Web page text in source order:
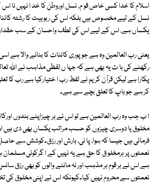
اسلام کا خدا کسی خاص قو م، نسل اوروطن کا خد ا نہیں نا
نسل کے لیے مخصوص ہیں بلکہ اس کی ربوبیت کا رشتہ
یکساں ہے، اس کے لیے اس کی لطف واحسان کے سب حقدار
یعنی رب العالمین وہ ہے جو پوری کائنات کا بنانے والا ہے
رکھنے کی با ت یہ بھی ہے کہ جہا ں لفظی مذاہب نے اللہ
پکارا ہے لیکن قرآن کر یم نے لفظ رب ا ختیارکیا ہے رب
کر ہے جو باپ کا تعلق بچے سے ہے۔
ا ب جب وہ رب العالمین ہے تو اس نے ہر چیزاپنے بندوں
مخلوق یا دوسری چیزوں کو حسب مراتب یکساں بھی دی ہیں
فرمائی ہیں جیسا کہ ہوا، پا نی، بارش اور رزق۔کوشش سے
نعمتوں پر ہرمخلو ق کا حق ہے یہ نہیں کے ا گرکوئی
ہے اس نے ہر قوم ہر مذہب اور نہ ماننے والوں کو بھی رزق سانس
نعمتوں سے محروم نہیں کیا۔کیونکہ اس نے اپنی مخلوق کی